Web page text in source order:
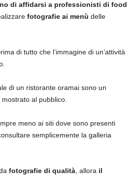
di affidarsi a professionisti di food
fotografie ai menù delle
di tutto che l’immagine di un’attività
di un ristorante oramai sono un
al pubblico.
meno ai siti dove sono presenti
semplicemente la galleria
fotografie di qualità , allora il